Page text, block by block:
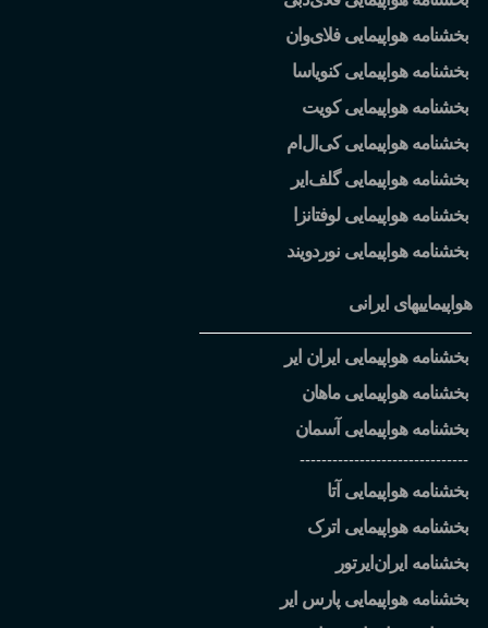
بخشنامه هواپیمایی فلایوان
بخشنامه هواپیمایی کنویاسا
بخشنامه هواپیمایی کویت
بخشنامه هواپیمایی کی ال ام
بخشنامه هواپیمایی گلف ایر
بخشنامه هواپیمایی لوفتانزا
بخشنامه هواپیمایی نوردویند
هواپیماییهای ایرانی
بخشنامه هواپیمایی ایران ایر
بخشنامه هواپیمایی ماهان
بخشنامه هواپیمایی آسمان
-------------------------------
بخشنامه هواپیمایی آتا
بخشنامه هواپیمایی اترک
بخشنامه ایران ایرتور
بخشنامه هواپیمایی پارس ایر